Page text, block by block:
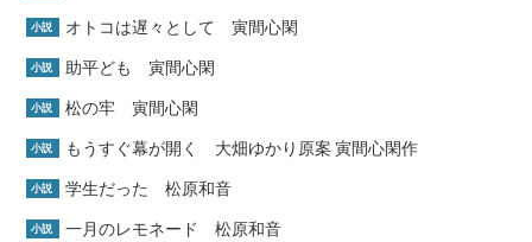
小説 オトコは遅々として 寅間心閑
小説 助平ども 寅間心閑
小説 松の牢 寅間心閑
小説 もうすぐ幕が開く 大畑ゆかり原案 寅間心閑作
小説 学生だった 松原和音
小説 一月のレモネード 松原和音